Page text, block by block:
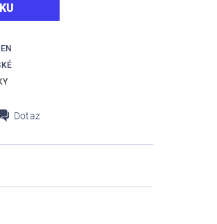
Dotaz